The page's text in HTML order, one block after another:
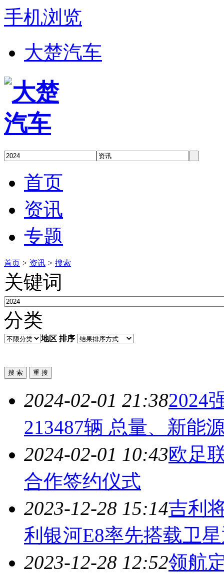
手机浏览
大楚汽车
首页
资讯
专题
首页 > 资讯 > 搜索
关键词
分类
地区 排序
2024-02-01 21:382024
213487辆 总量、新能
2024-02-01 10:43欧足
合作签约仪式
2023-12-28 15:14吉利
利银河E8率先搭载卫
2023-12-28 12:52领航